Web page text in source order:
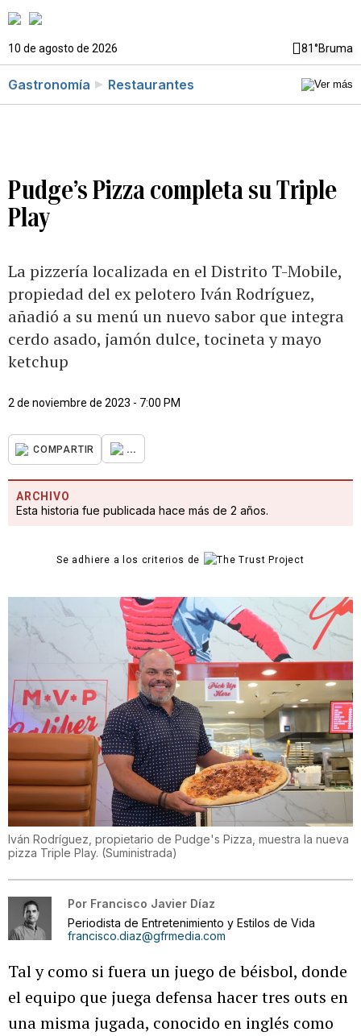
10 de agosto de 2026 81°Bruma
Gastronomía Restaurantes
Pudge’s Pizza completa su Triple
Play
La pizzería localizada en el Distrito T-Mobile,
propiedad del ex pelotero Iván Rodríguez,
añadió a su menú un nuevo sabor que integra
cerdo asado, jamón dulce, tocineta y mayo
ketchup
2 de noviembre de 2023 - 7:00 PM
COMPARTIR ...
ARCHIVO
Esta historia fue publicada hace más de 2 años.
Se adhiere a los criterios de
Iván Rodríguez, propietario de Pudge's Pizza, muestra la nueva
pizza Triple Play. (Suministrada)
Por Francisco Javier Díaz
Periodista de Entretenimiento y Estilos de Vida
francisco.diaz@gfrmedia.com
Tal y como si fuera un juego de béisbol, donde
el equipo que juega defensa hacer tres outs en
una misma jugada, conocido en inglés como